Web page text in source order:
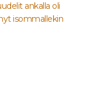
ankalla oli
isommallekin